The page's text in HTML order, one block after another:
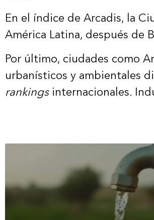
En el índice de Arcadis, la
América Latina, después de
Por último, ciudades como
urbanísticos y ambientales
rankings internacionales.